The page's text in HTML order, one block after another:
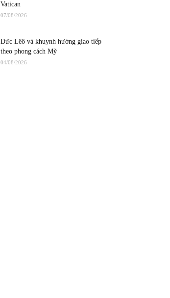
Vatican
07/08/2026
Đức Lêô và khuynh hướng giao tiếp
theo phong cách Mỹ
04/08/2026